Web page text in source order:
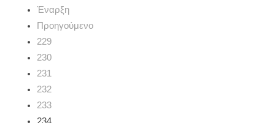
Έναρξη
Προηγούμενο
229
230
231
232
233
234